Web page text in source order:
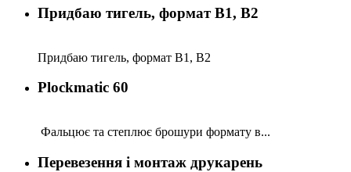
Придбаю тигель, формат B1, B2
Придбаю тигель, формат B1, B2
Plockmatic 60
Фальцює та степлює брошури формату в...
Перевезення і монтаж друкарень